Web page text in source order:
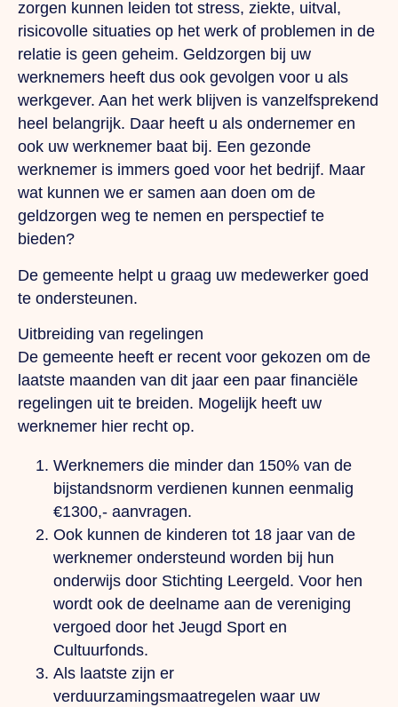
zorgen kunnen leiden tot stress, ziekte, uitval,
risicovolle situaties op het werk of problemen in de
relatie is geen geheim. Geldzorgen bij uw
werknemers heeft dus ook gevolgen voor u als
werkgever. Aan het werk blijven is vanzelfsprekend
heel belangrijk. Daar heeft u als ondernemer en
ook uw werknemer baat bij. Een gezonde
werknemer is immers goed voor het bedrijf. Maar
wat kunnen we er samen aan doen om de
geldzorgen weg te nemen en perspectief te
bieden?
De gemeente helpt u graag uw medewerker goed
te ondersteunen.
Uitbreiding van regelingen
De gemeente heeft er recent voor gekozen om de
laatste maanden van dit jaar een paar financiële
regelingen uit te breiden. Mogelijk heeft uw
werknemer hier recht op.
Werknemers die minder dan 150% van de
bijstandsnorm verdienen kunnen eenmalig
€1300,- aanvragen.
Ook kunnen de kinderen tot 18 jaar van de
werknemer ondersteund worden bij hun
onderwijs door Stichting Leergeld. Voor hen
wordt ook de deelname aan de vereniging
vergoed door het Jeugd Sport en
Cultuurfonds.
Als laatste zijn er
verduurzamingsmaatregelen waar uw